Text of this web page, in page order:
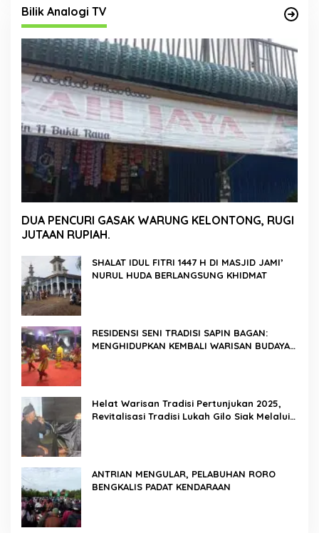
Bilik Analogi TV
DUA PENCURI GASAK WARUNG KELONTONG, RUGI
JUTAAN RUPIAH.
SHALAT IDUL FITRI 1447 H DI MASJID JAMI’
NURUL HUDA BERLANGSUNG KHIDMAT
RESIDENSI SENI TRADISI SAPIN BAGAN:
MENGHIDUPKAN KEMBALI WARISAN BUDAYA
Helat Warisan Tradisi Pertunjukan 2025,
Revitalisasi Tradisi Lukah Gilo Siak Melalui
ANTRIAN MENGULAR, PELABUHAN RORO
BENGKALIS PADAT KENDARAAN